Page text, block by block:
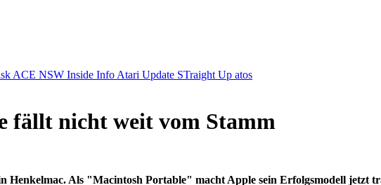
ACE NSW Inside Info Atari Update STraight Up atos
fällt nicht weit vom Stamm
Henkelmac. Als "Macintosh Portable" macht Apple sein Erfolgsmodell jetzt